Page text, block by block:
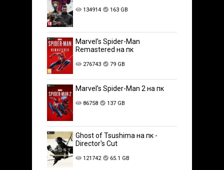
134914 163 GB
Marvel’s Spider-Man
Remastered на пк
276743 79 GB
Marvel’s Spider-Man 2 на пк
86758 137 GB
Ghost of Tsushima на пк -
Director's Cut
121742 65.1 GB